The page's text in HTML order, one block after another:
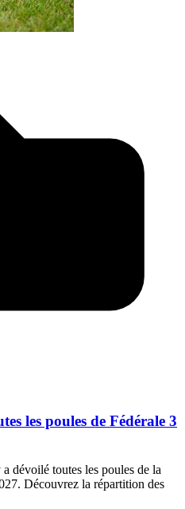
les poules de Fédérale 3
dévoilé toutes les poules de la
Découvrez la répartition des